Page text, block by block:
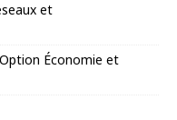
et
Économie et